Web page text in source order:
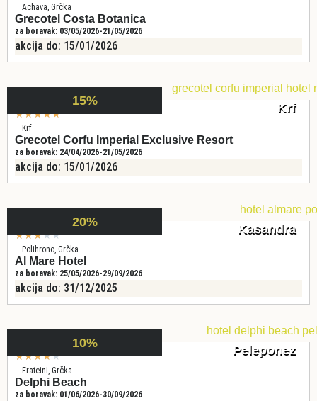
Achava, Grčka
Grecotel Costa Botanica
za boravak: 03/05/2026-21/05/2026
akcija do: 15/01/2026
15% Krf
★★★★★
Krf
Grecotel Corfu Imperial Exclusive Resort
za boravak: 24/04/2026-21/05/2026
akcija do: 15/01/2026
20% Kasandra
★★★★★
Polihrono, Grčka
Al Mare Hotel
za boravak: 25/05/2026-29/09/2026
akcija do: 31/12/2025
10% Peleponez
★★★★★
Erateini, Grčka
Delphi Beach
za boravak: 01/06/2026-30/09/2026